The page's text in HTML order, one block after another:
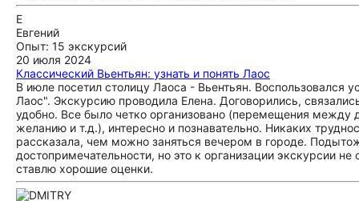
Е
Евгений
Опыт: 15 экскурсий
20 июля 2024
Классический Вьентьян: узнать и понять Лаос
В июле посетил столицу Лаоса - Вьентьян. Воспользовался
Лаос". Экскурсию проводила Елена. Договорились,
удобно. Все было четко организовано (перемещения между
желанию и т.д.), интересно и познавательно. Никаких
рассказала, чем можно заняться вечером в городе.
достопримечательности, но это к организации экскурсии
ставлю хорошие оценки.